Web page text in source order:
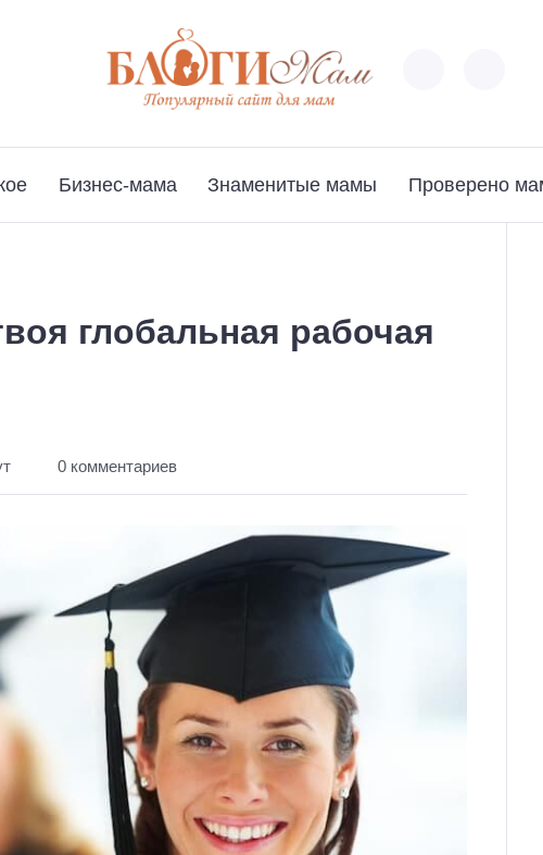
Бизнес-мама Знаменитые мамы Проверено
глобальная рабочая
0 комментариев